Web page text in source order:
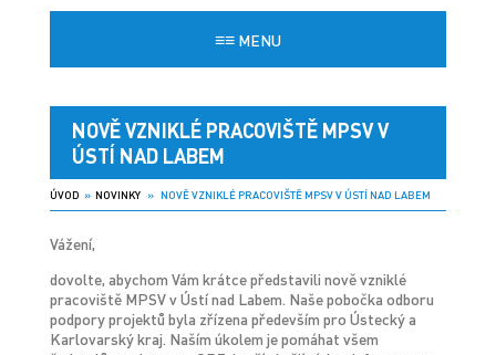
≡≡MENU
NOVĚ VZNIKLÉ PRACOVIŠTĚ MPSV V
ÚSTÍ NAD LABEM
ÚVOD » NOVINKY» NOVĚ VZNIKLÉ PRACOVIŠTĚ MPSV V ÚSTÍ NAD LABEM
Vážení,
dovolte, abychom Vám krátce představili nově vzniklé
pracoviště MPSV v Ústí nad Labem. Naše pobočka odboru
podpory projektů byla zřízena především pro Ústecký a
Karlovarský kraj. Naším úkolem je pomáhat všem